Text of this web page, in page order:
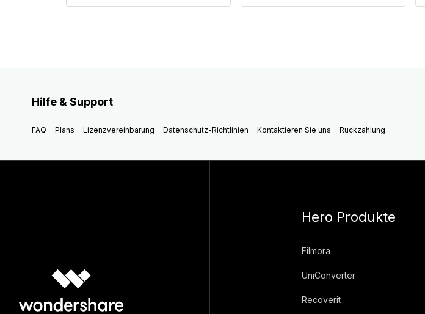
Hilfe & Support
FAQ Plans Lizenzvereinbarung Datenschutz-Richtlinien Kontaktieren Sie uns Rückzahlung
Hero Produkte
Filmora
UniConverter
Recoverit